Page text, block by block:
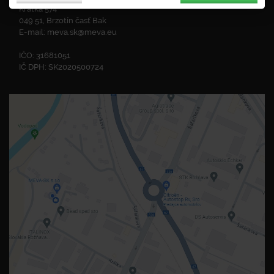
Krátka 574
049 51, Brzotín časť Bak
E-mail: meva.sk@meva.eu
IČO: 31681051
IČ DPH: SK2020500724